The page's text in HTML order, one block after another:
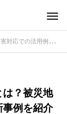
災地での情報収集や物資輸送など最新事例を紹介
は？被災地
事例を紹介